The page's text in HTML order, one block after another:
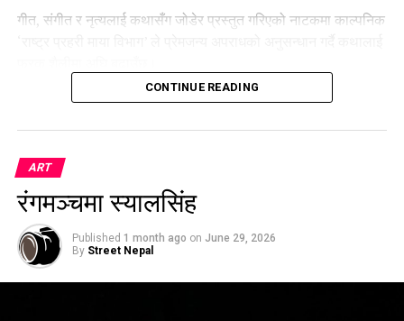
गीत, संगीत र नृत्यलाई कथासँग जोडेर प्रस्तुत गरिएको नाटकमा काल्पनिक
ऋषभ र बुद्धि पोखरेलको लेखन रहेको नाटकको निर्देशन ऋषभले गरेका
CONTINUE READING
ART
रंगमञ्चमा स्यालसिंह
Published 1 month ago on June 29, 2026
By Street Nepal